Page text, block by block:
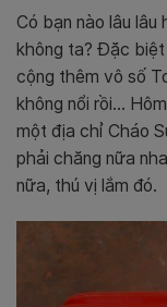
Có bạn nào lâu lâu
không ta? Đặc biệt
cộng thêm vô số
không nổi rồi…
một địa chỉ Cháo
phải chăng nữa
nữa, thú vị lắm đó.